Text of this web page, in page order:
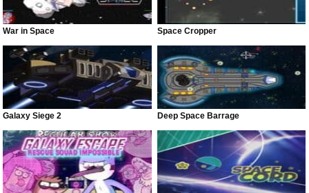
War in Space Space Cropper
Galaxy Siege 2 Deep Space Barrage